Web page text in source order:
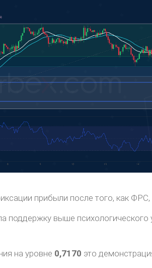
прибыли после того, как ФРС,
поддержку выше психологического
на уровне 0,7170 это